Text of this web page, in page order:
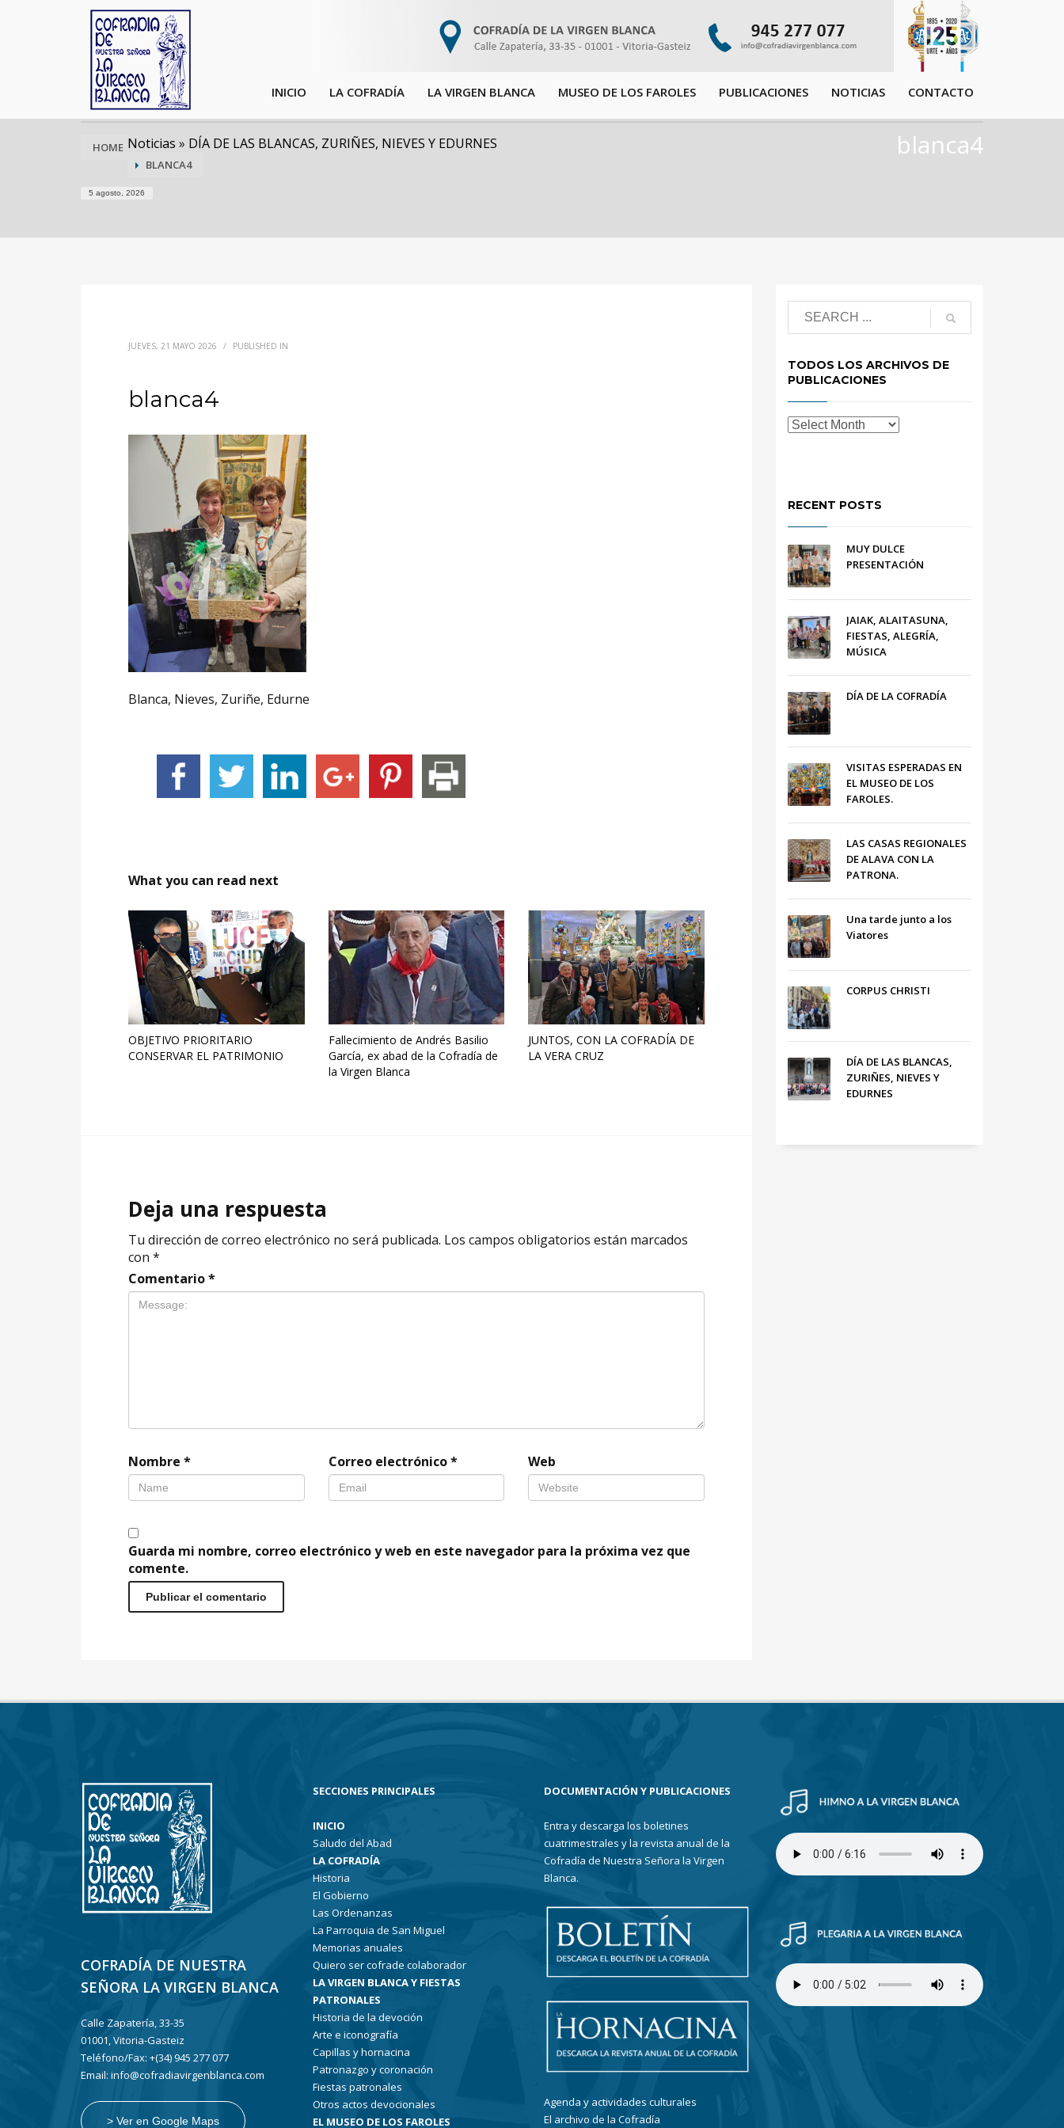
INICIO LA COFRADÍA LA VIRGEN BLANCA MUSEO DE LOS FAROLES PUBLICACIONES NOTICIAS CONTACTO
HOME Noticias » DÍA DE LAS BLANCAS, ZURIÑES, NIEVES Y EDURNES
BLANCA4
5 agosto, 2026
blanca4
JUEVES, 21 MAYO 2026 / PUBLISHED IN
blanca4
Blanca, Nieves, Zuriñe, Edurne
What you can read next
OBJETIVO PRIORITARIO
CONSERVAR EL PATRIMONIO
Fallecimiento de Andrés Basilio
García, ex abad de la Cofradía de
la Virgen Blanca
JUNTOS, CON LA COFRADÍA DE
LA VERA CRUZ
Deja una respuesta
Tu dirección de correo electrónico no será publicada. Los campos obligatorios están marcados
con *
Comentario*
Nombre * Correo electrónico* Web
Guarda mi nombre, correo electrónico y web en este navegador para la próxima vez que
comente.
TODOS LOS ARCHIVOS DE
PUBLICACIONES
RECENT POSTS
MUY DULCE
PRESENTACIÓN
JAIAK, ALAITASUNA,
FIESTAS, ALEGRÍA,
MÚSICA
DÍA DE LA COFRADÍA
VISITAS ESPERADAS EN
EL MUSEO DE LOS
FAROLES.
LAS CASAS REGIONALES
DE ALAVA CON LA
PATRONA.
Una tarde junto a los
Viatores
CORPUS CHRISTI
DÍA DE LAS BLANCAS,
ZURIÑES, NIEVES Y
EDURNES
COFRADÍA DE NUESTRA
SEÑORA LA VIRGEN BLANCA
Calle Zapatería, 33-35
01001, Vitoria-Gasteiz
Teléfono/Fax: +(34) 945 277 077
Email: info@cofradiavirgenblanca.com
> Ver en Google Maps
SECCIONES PRINCIPALES
INICIO
Saludo del Abad
LA COFRADÍA
Historia
El Gobierno
Las Ordenanzas
La Parroquia de San Miguel
Memorias anuales
Quiero ser cofrade colaborador
LA VIRGEN BLANCA Y FIESTAS
PATRONALES
Historia de la devoción
Arte e iconografía
Capillas y hornacina
Patronazgo y coronación
Fiestas patronales
Otros actos devocionales
EL MUSEO DE LOS FAROLES
DOCUMENTACIÓN Y PUBLICACIONES
Entra y descarga los boletines
cuatrimestrales y la revista anual de la
Cofradía de Nuestra Señora la Virgen
Blanca.
Agenda y actividades culturales
El archivo de la Cofradía